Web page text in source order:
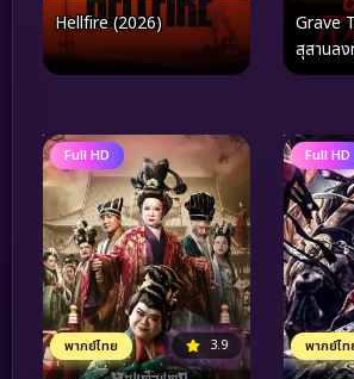
Hellfire (2026)
Grave
สุสานล
Full HD
พากย์ไทย 3.9
Full HD
พากย์ไท